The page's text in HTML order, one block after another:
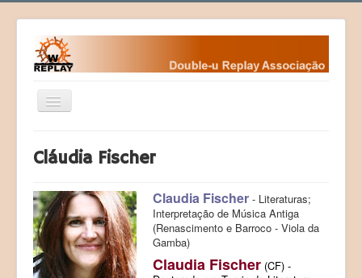
Ativar/Desativar
navegação
Fundamentos
Fundadores
Contactos da WR
Eventos
Cláudia Fischer
Claudia Fischer - Literaturas;
Interpretação de Música Antiga
(Renascimento e Barroco - Viola da
Gamba)
Claudia Fischer (CF) -